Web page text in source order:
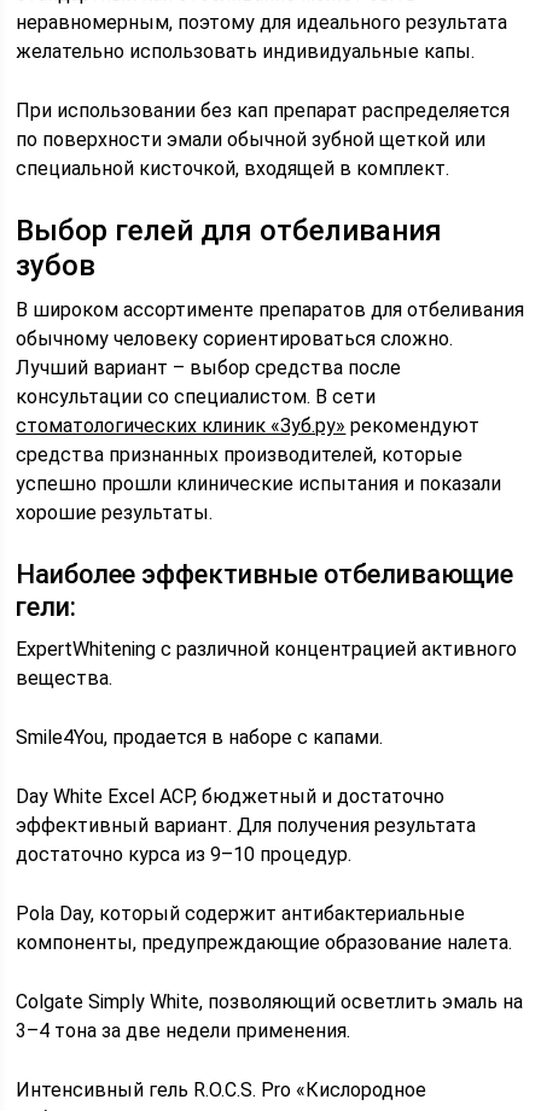
неравномерным, поэтому для идеального результата
желательно использовать индивидуальные капы.
При использовании без кап препарат распределяется
по поверхности эмали обычной зубной щеткой или
специальной кисточкой, входящей в комплект.
Выбор гелей для отбеливания
зубов
В широком ассортименте препаратов для отбеливания
обычному человеку сориентироваться сложно.
Лучший вариант – выбор средства после
консультации со специалистом. В сети
стоматологических клиник «Зуб.ру» рекомендуют
средства признанных производителей, которые
успешно прошли клинические испытания и показали
хорошие результаты.
Наиболее эффективные отбеливающие
гели:
ExpertWhitening с различной концентрацией активного
вещества.
Smile4You, продается в наборе с капами.
Day White Excel ACP, бюджетный и достаточно
эффективный вариант. Для получения результата
достаточно курса из 9–10 процедур.
Pola Day, который содержит антибактериальные
компоненты, предупреждающие образование налета.
Colgate Simply White, позволяющий осветлить эмаль на
3–4 тона за две недели применения.
Интенсивный гель R.O.C.S. Pro «Кислородное